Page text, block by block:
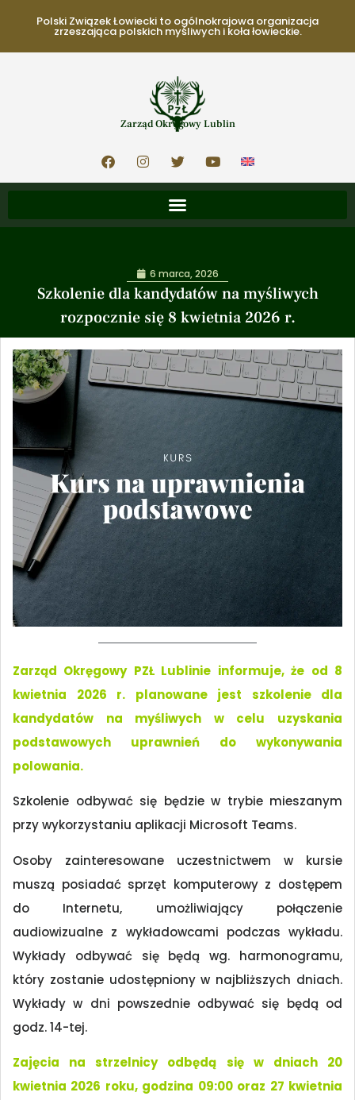
Polski Związek Łowiecki to ogólnokrajowa organizacja
zrzeszająca polskich myśliwych i koła łowieckie.
Zarząd Okręgowy Lublin
Szkolenie dla kandydatów na myśliwych
rozpocznie się 8 kwietnia 2026 r.
6 marca, 2026
Zarząd Okręgowy PZŁ Lublinie informuje, że od 8
kwietnia 2026 r. planowane jest szkolenie dla
kandydatów na myśliwych w celu uzyskania
podstawowych uprawnień do wykonywania
polowania.
Szkolenie odbywać się będzie w trybie mieszanym
przy wykorzystaniu aplikacji Microsoft Teams.
Osoby zainteresowane uczestnictwem w kursie
muszą posiadać sprzęt komputerowy z dostępem
do Internetu, umożliwiający połączenie
audiowizualne z wykładowcami podczas wykładu.
Wykłady odbywać się będą wg. harmonogramu,
który zostanie udostępniony w najbliższych dniach.
Wykłady w dni powszednie odbywać się będą od
godz. 14-tej.
Zajęcia na strzelnicy odbędą się w dniach 20
kwietnia 2026 roku, godzina 09:00 oraz 27 kwietnia